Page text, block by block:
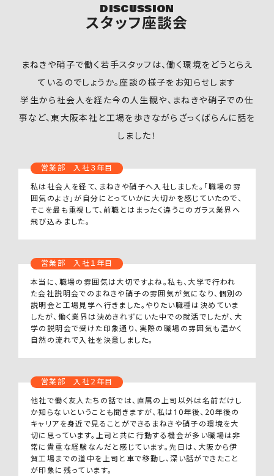
DISCUSSION
スタッフ座談会
まねきや硝子で働く若手スタッフは、働く環境をどうとらえ
ているのでしょうか。座談の様子をお知らせします
学生から社会人を経た今の人生観や、まねきや硝子での仕
事など、東大阪本社と工場を歩きながらざっくばらんに話を
しました！
営業部 入社３年目
私は社会人を経て、まねきや硝子へ入社しました。「職場の雰
囲気のよさ」が自分にとっていかに大切かを感じていたので、
そこを最も重視して、前職とはまったく違うこのガラス業界へ
飛び込みました。
営業部 入社１年目
本当に、職場の雰囲気は大切ですよね。私も、大学で行われ
た会社説明会でのまねきや硝子の雰囲気が気になり、個別の
説明会と工場見学へ行きました。やりたい職種は決めていま
したが、働く業界は決めきれずにいた中での就活でしたが、大
学の説明会で受けた印象通り、実際の職場の雰囲気も温かく
自然の流れで入社を決意しました。
営業部 入社２年目
他社で働く友人たちの話では、直属の上司以外は名前だけし
か知らないということも聞きますが、私は10年後、20年後の
キャリアを身近で見ることができるまねきや硝子の環境を大
切に思っています。上司と共に行動する機会が多い職場は非
常に貴重な経験なんだと感じています。先日は、大阪から伊
賀工場までの道中を上司と車で移動し、深い話ができたこと
が印象に残っています。